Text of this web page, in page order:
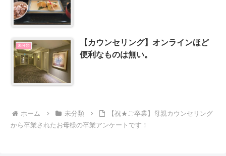
未分類
【カウンセリング】オンラインほど
便利なものは無い。
ホーム 未分類
【祝★ご卒業】母親カウンセリング
から卒業されたお母様の卒業アンケートです！